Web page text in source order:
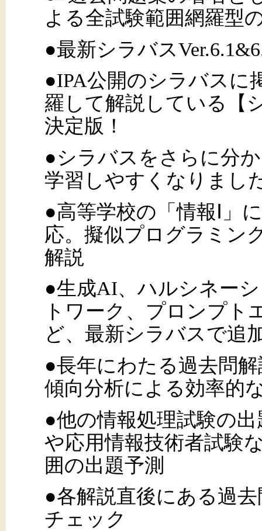
よる全試験範囲網羅型
●最新シラバス
●IPA公開のシラバスに
羅して解説している【
決定版！
●シラバスをさらに分
学習しやすくなりまし
●高等学校の「情報Ⅰ」
応。擬似プログラミン
解説
●生成AI、ハルシネー
トワーク、プロンプ
ど、最新シラバスで追
●長年にわたる過去問
傾向分析による効率的
●他の情報処理試験の
や応用情報技術者試験
囲の出題予測
●各解説直後にある過
チェック